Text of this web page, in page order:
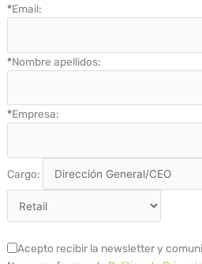
*Email:
*Nombre apellidos:
*Empresa:
Cargo:
Acepto recibir la newsletter y